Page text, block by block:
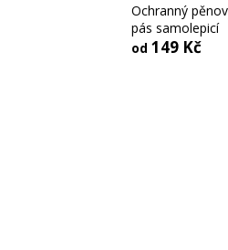
Ochranný
pás samolepicí
od 149 Kč